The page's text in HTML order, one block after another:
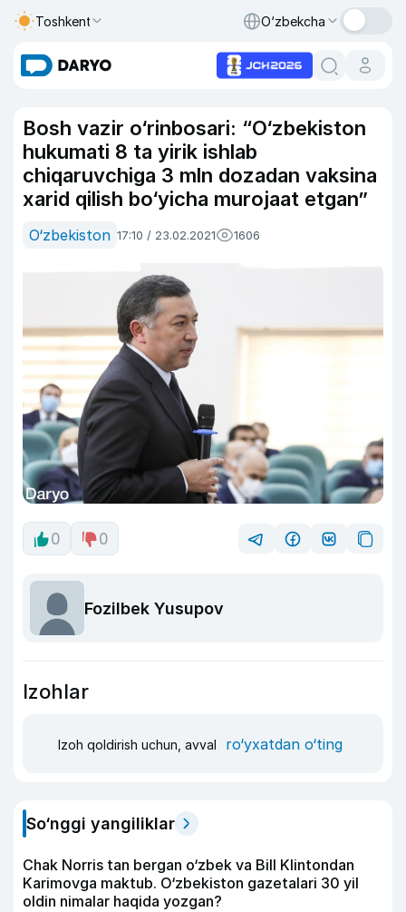
Toshkent O‘zbekcha
Bosh vazir o‘rinbosari: “O‘zbekiston
hukumati 8 ta yirik ishlab
chiqaruvchiga 3 mln dozadan vaksina
xarid qilish bo‘yicha murojaat etgan”
O‘zbekiston 17:10 / 23.02.2021 1606
0 0
Fozilbek Yusupov
Izohlar
Izoh qoldirish uchun, avval ro‘yxatdan o‘ting
So‘nggi yangiliklar
Chak Norris tan bergan o‘zbek va Bill Klintondan
Karimovga maktub. O‘zbekiston gazetalari 30 yil
oldin nimalar haqida yozgan?